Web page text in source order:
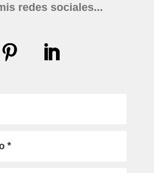
redes sociales...